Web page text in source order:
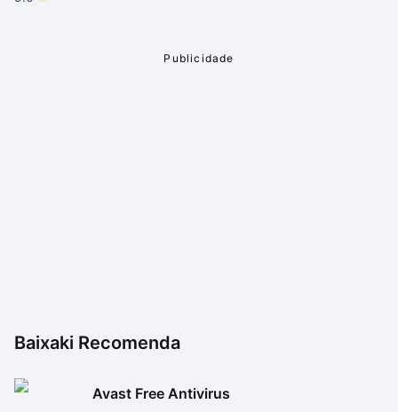
Baixaki Recomenda
Avast Free Antivirus